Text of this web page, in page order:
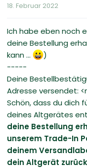
18. Februar 2022
Ich habe eben noch
deine Bestellung
kann ...
)
-----
Deine
Adresse versendet:
Schön, dass du dich
deines Altgerätes
deine Bestellung
unserem Trade-In
deinem
dein Altgerät